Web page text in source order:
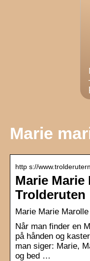
Marie
http s://
Marie Marie
Trolderuten
Marie Marie
Når man finder en
på hånden og
man siger: Marie,
og bed …